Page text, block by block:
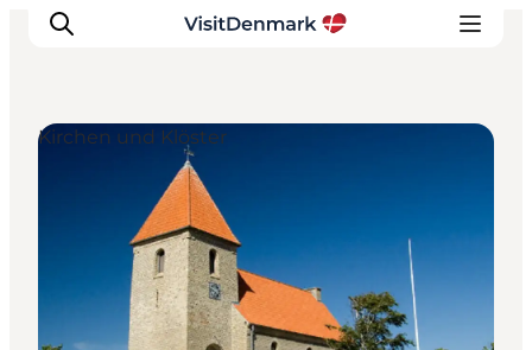
Inspiration
Regionen
Erlebnisse
Unterkünfte
Reiseplanung
Kirchen und Klöster